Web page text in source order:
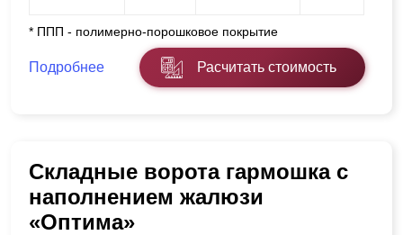
* ППП - полимерно-порошковое покрытие
Подробнее Расчитать стоимость
Складные ворота гармошка с
наполнением жалюзи
«Оптима»